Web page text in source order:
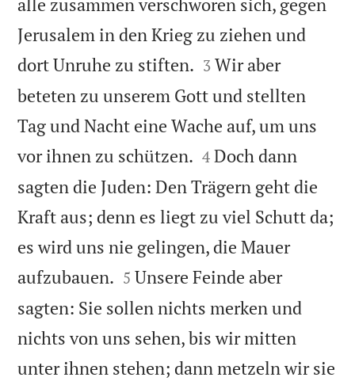
Jerusalem in den Krieg zu ziehen und
dort Unruhe zu stiften. 

3 Wir aber
beteten zu unserem Gott und stellten
Tag und Nacht eine Wache auf, um uns
vor ihnen zu schützen. 

4 Doch dann
sagten die Juden: Den Trägern geht die
Kraft aus; denn es liegt zu viel Schutt da;
es wird uns nie gelingen, die Mauer
aufzubauen. 

5 Unsere Feinde aber
sagten: Sie sollen nichts merken und
nichts von uns sehen, bis wir mitten
unter ihnen stehen; dann metzeln wir sie